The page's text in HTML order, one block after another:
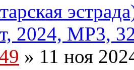
2024, MP3,
» 11 ноя